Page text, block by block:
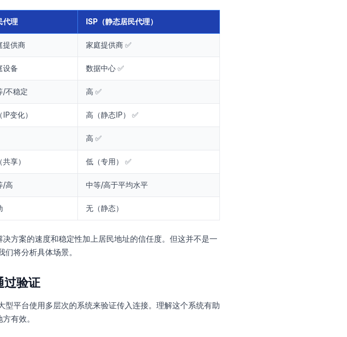
代理 ISP（静态居民代理）
提供商 家庭提供商 ✅
设备 数据中心 ✅
/不稳定 高 ✅
变化） 高（静态IP） ✅
高 ✅
享） 低（专用） ✅
/高 中等/高于平均水平
无（静态）
方案的速度和稳定性加上居民地址的信任度。但这并不是一
将分析具体场景。
过验证
平台使用多层次的系统来验证传入连接。理解这个系统有助
有效。